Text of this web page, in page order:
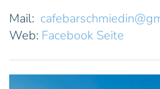
Mail:
Web: Facebook Seite